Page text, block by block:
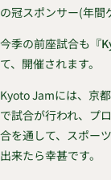
の冠スポンサー(年間
今季の前座試合も 『
て、開催されます。
Kyoto Jamには、京
で試合が行われ、プ
合を通して、スポー
出来たら幸甚です。